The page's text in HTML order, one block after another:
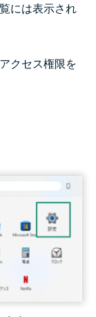
には表示され
クセス権限を